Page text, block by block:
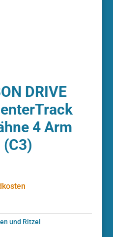
DRIVE
4 Arm
(C3)
und Ritzel